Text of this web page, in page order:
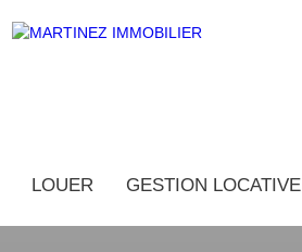
LOUER GESTION LOCATIVE